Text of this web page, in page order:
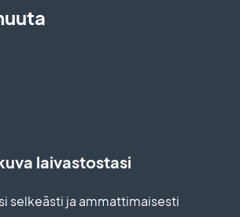
laivastostasi
selkeästi ja ammattimaisesti